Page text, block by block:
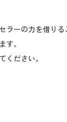
ラーの力を借り
す。
ください。